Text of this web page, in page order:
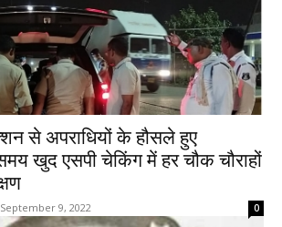
से अपराधियों के हौसले हुए
खुद एसपी चेकिंग में हर चौक चौराहों
September 9, 2022 0